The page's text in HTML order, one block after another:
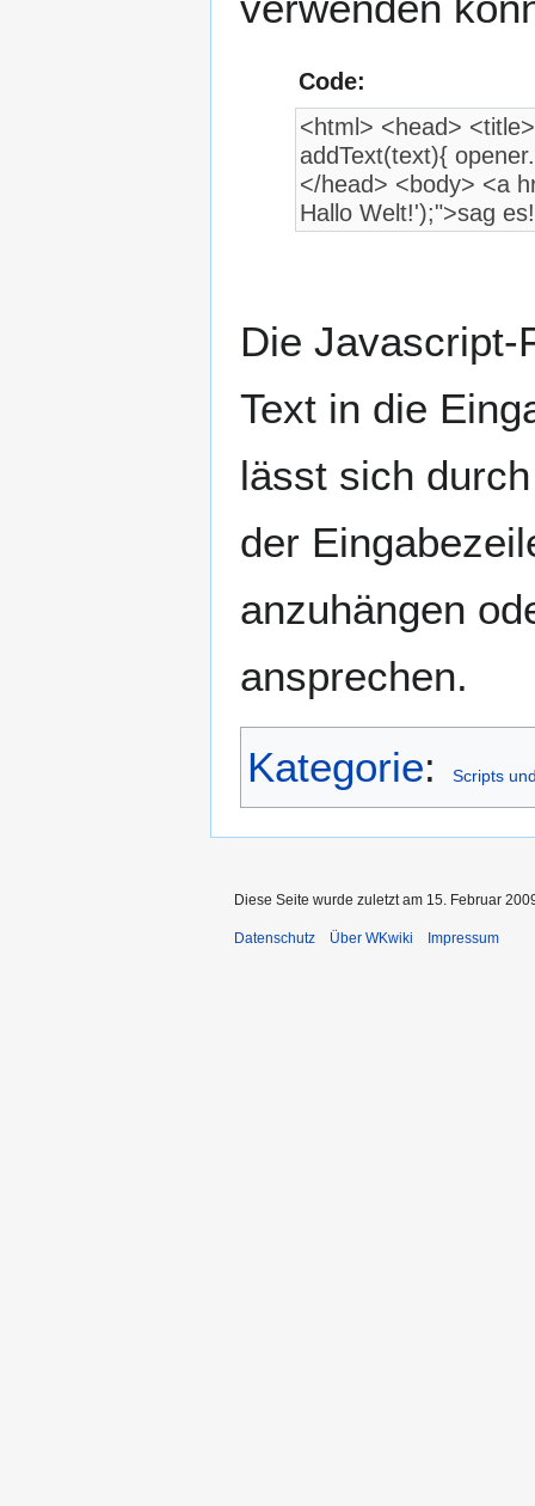
Code:
<html> <head>
addText(text){
</head> <body> <a
Hallo Welt!');">sag
Die Javascript-
Text in die
lässt sich
der
anzuhängen
ansprechen.
Kategorie: Scripts
Diese Seite wurde zuletzt am 15. Februar
Datenschutz Über WKwiki Impressum